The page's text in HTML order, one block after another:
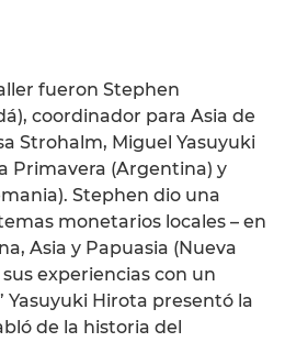
fueron Stephen
coordinador para Asia de
Strohalm, Miguel Yasuyuki
Primavera (Argentina) y
Stephen dio una
monetarios locales – en
Asia y Papuasia (Nueva
experiencias con un
Yasuyuki Hirota presentó la
de la historia del